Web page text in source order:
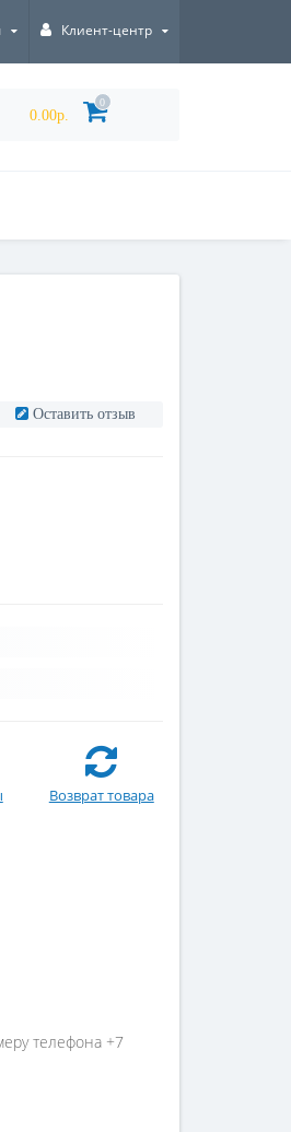
Клиент-центр
0.00р.
0
Оставить отзыв
Возврат товара
телефона +7